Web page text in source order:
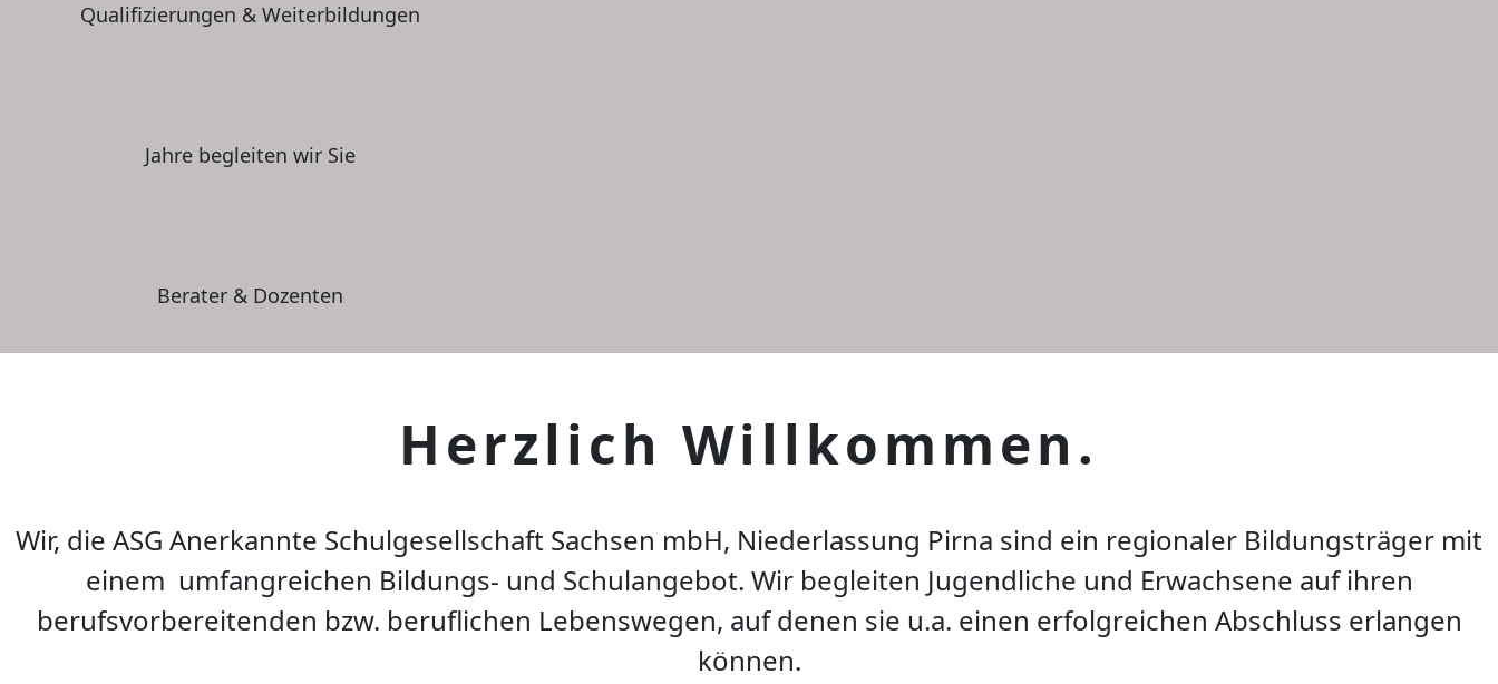
Qualifizierungen & Weiterbildungen
Jahre begleiten wir Sie
Berater & Dozenten
Herzlich Willkommen.
Wir, die ASG Anerkannte Schulgesellschaft Sachsen mbH, Niederlassung Pirna sind ein regionaler Bildungsträger mit
einem umfangreichen Bildungs- und Schulangebot. Wir begleiten Jugendliche und Erwachsene auf ihren
berufsvorbereitenden bzw. beruflichen Lebenswegen, auf denen sie u.a. einen erfolgreichen Abschluss erlangen
können.